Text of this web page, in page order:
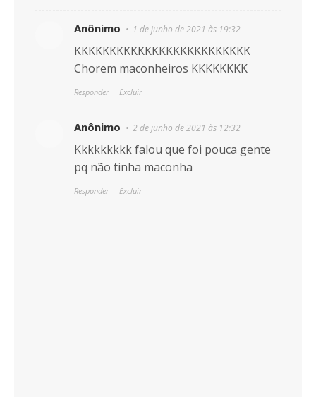
Anônimo 1 de junho de 2021 às 19:32
KKKKKKKKKKKKKKKKKKKKKKKKK
Chorem maconheiros KKKKKKKK
Responder Excluir
Anônimo 2 de junho de 2021 às 12:32
Kkkkkkkkk falou que foi pouca gente
pq não tinha maconha
Responder Excluir